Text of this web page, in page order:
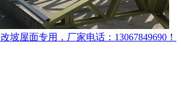
坡屋面专用，厂家电话：13067849690！